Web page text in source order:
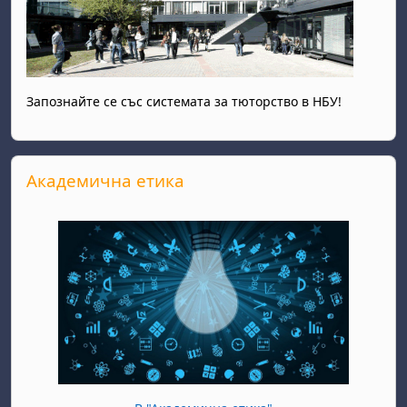
Запознайте се със системата за тюторство в НБУ!
Salta Академична етика
Академична етика